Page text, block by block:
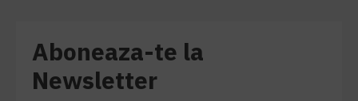
Aboneaza-te la
Newsletter